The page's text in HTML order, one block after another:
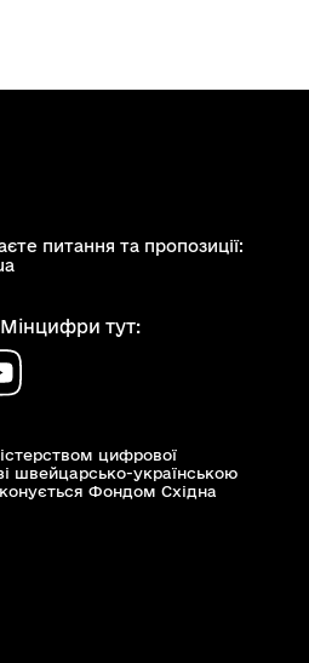
питання та пропозиції:
тут:
цифрової
швейцарсько-українською
Фондом Східна